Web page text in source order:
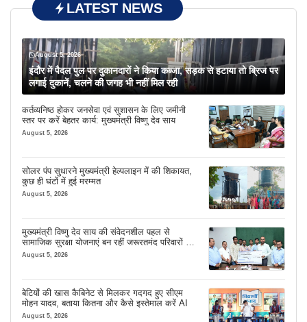
LATEST NEWS
August 5, 2026
इंदौर में पैदल पुल पर दुकानदारों ने किया कब्जा, सड़क से हटाया तो ब्रिज पर
लगाई दुकानें, चलने की जगह भी नहीं मिल रही
कर्तव्यनिष्ठ होकर जनसेवा एवं सुशासन के लिए जमीनी
स्तर पर करें बेहतर कार्य: मुख्यमंत्री विष्णु देव साय
August 5, 2026
सोलर पंप सुधारने मुख्यमंत्री हेल्पलाइन में की शिकायत,
कुछ ही घंटों में हुई मरम्मत
August 5, 2026
मुख्यमंत्री विष्णु देव साय की संवेदनशील पहल से
सामाजिक सुरक्षा योजनाएं बन रहीं जरूरतमंद परिवारों का
मजबूत सहारा
August 5, 2026
बेटियों की खास कैबिनेट से मिलकर गदगद हुए सीएम
मोहन यादव, बताया कितना और कैसे इस्तेमाल करें AI
August 5, 2026